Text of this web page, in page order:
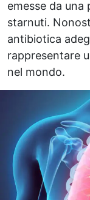
emesse da
starnuti.
antibiotica
rappresentare
nel mondo.